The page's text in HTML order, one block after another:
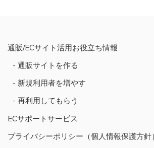
ゲ
ー
シ
ョ
ン
通販/ECサイト活用お役立ち情報
通販サイトを作る
新規利用者を増やす
再利用してもらう
ECサポートサービス
プライバシーポリシー（個人情報保護方針）